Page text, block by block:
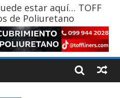
estar aquí… TOFF
de Poliuretano